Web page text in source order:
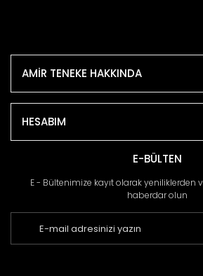
AMİR TENEKE HAKKINDA
HESABIM
E-BÜLTEN
E - Bültenimize kayıt olarak
haberdar olun